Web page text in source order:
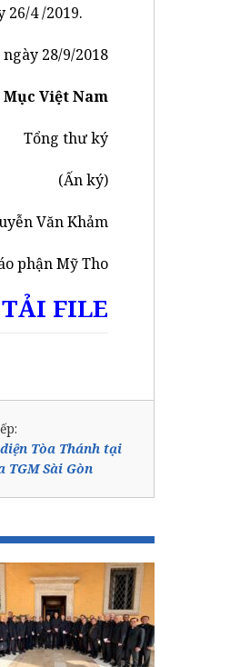
4 /2019.
28/9/2018
Việt Nam
Tổng thư ký
(Ấn ký)
Văn Khảm
phận Mỹ Tho
TẢI FILE
Tòa Thánh tại
TGM Sài Gòn